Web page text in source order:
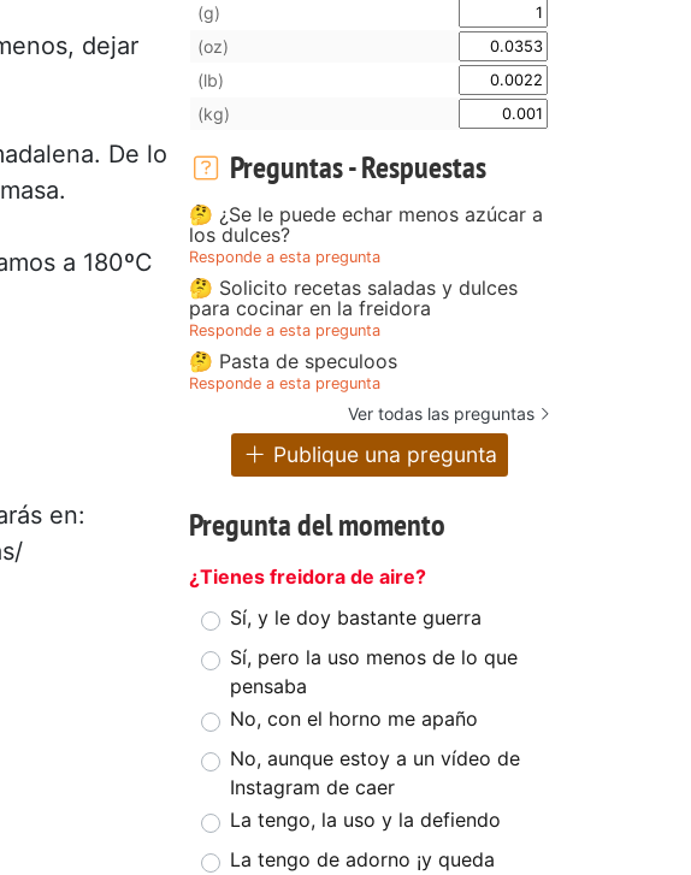
dejar
De lo
a 180ºC
en:
(g)
(oz)
(lb)
(kg)
Preguntas - Respuestas
🤔 ¿Se le puede echar menos azúcar a
los dulces?
Responde a esta pregunta
🤔 Solicito recetas saladas y dulces
para cocinar en la freidora
Responde a esta pregunta
🤔 Pasta de speculoos
Responde a esta pregunta
Ver todas las preguntas
Publique una pregunta
Pregunta del momento
¿Tienes freidora de aire?
Sí, y le doy bastante guerra
Sí, pero la uso menos de lo que
pensaba
No, con el horno me apaño
No, aunque estoy a un vídeo de
Instagram de caer
La tengo, la uso y la defiendo
La tengo de adorno ¡y queda